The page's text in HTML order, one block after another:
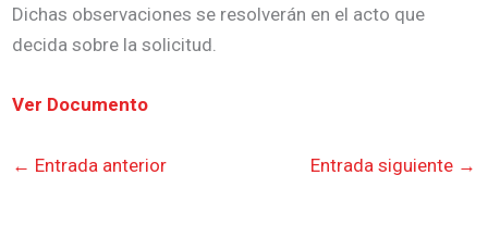
Dichas observaciones se resolverán en el acto que
decida sobre la solicitud.
Ver Documento
← Entrada anterior Entrada siguiente →